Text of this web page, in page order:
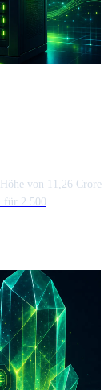
von 11,26 Crore
für 2.500
Bundesstaat